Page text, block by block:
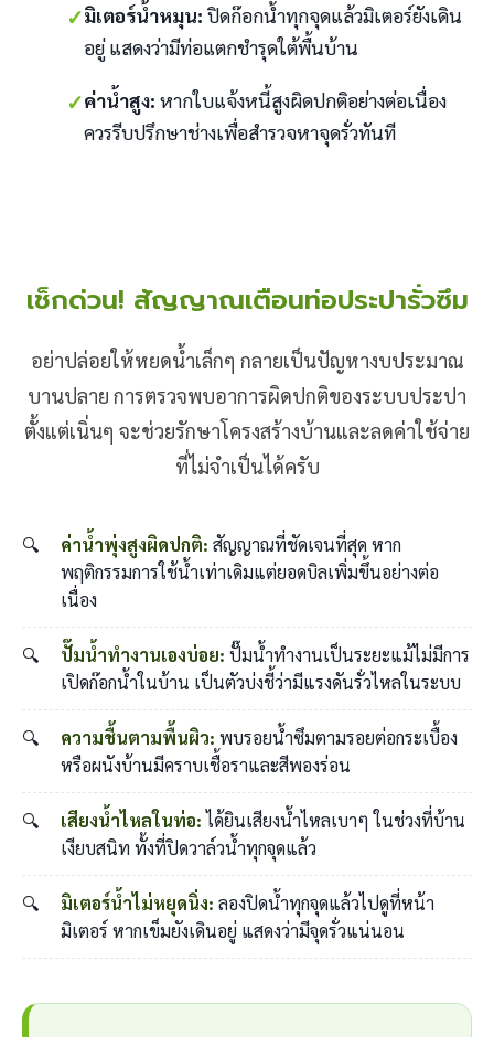
✓มิเตอร์น้ำหมุน: ปิดก๊อกน้ำทุกจุดแล้วมิเตอร์ยังเดิน
อยู่ แสดงว่ามีท่อแตกชำรุดใต้พื้นบ้าน
✓ค่าน้ำสูง: หากใบแจ้งหนี้สูงผิดปกติอย่างต่อเนื่อง
ควรรีบปรึกษาช่างเพื่อสำรวจหาจุดรั่วทันที
เช็กด่วน! สัญญาณเตือนท่อประปารั่วซึม
อย่าปล่อยให้หยดน้ำเล็กๆ กลายเป็นปัญหางบประมาณ
บานปลาย การตรวจพบอาการผิดปกติของระบบประปา
ตั้งแต่เนิ่นๆ จะช่วยรักษาโครงสร้างบ้านและลดค่าใช้จ่าย
ที่ไม่จำเป็นได้ครับ
ค่าน้ำพุ่งสูงผิดปกติ: สัญญาณที่ชัดเจนที่สุด หาก
พฤติกรรมการใช้น้ำเท่าเดิมแต่ยอดบิลเพิ่มขึ้นอย่างต่อ
เนื่อง
ปั๊มน้ำทำงานเองบ่อย: ปั๊มน้ำทำงานเป็นระยะแม้ไม่มีการ
เปิดก๊อกน้ำในบ้าน เป็นตัวบ่งชี้ว่ามีแรงดันรั่วไหลในระบบ
ความชื้นตามพื้นผิว: พบรอยน้ำซึมตามรอยต่อกระเบื้อง
หรือผนังบ้านมีคราบเชื้อราและสีพองร่อน
เสียงน้ำไหลในท่อ:ได้ยินเสียงน้ำไหลเบาๆ ในช่วงที่บ้าน
เงียบสนิท ทั้งที่ปิดวาล์วน้ำทุกจุดแล้ว
มิเตอร์น้ำไม่หยุดนิ่ง: ลองปิดน้ำทุกจุดแล้วไปดูที่หน้า
มิเตอร์ หากเข็มยังเดินอยู่ แสดงว่ามีจุดรั่วแน่นอน